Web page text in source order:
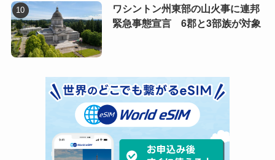
ワシントン州東部の山火事に連邦
緊急事態宣言 6郡と3部族が対象